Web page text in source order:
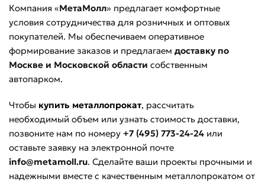
Компания «МетаМолл» предлагает комфортные
условия сотрудничества для розничных и оптовых
покупателей. Мы обеспечиваем оперативное
формирование заказов и предлагаем доставку по
Москве и Московской области собственным
автопарком.
Чтобы купить металлопрокат, рассчитать
необходимый объем или узнать стоимость доставки,
позвоните нам по номеру +7 (495) 773-24-24 или
оставьте заявку на электронной почте
info@metamoll.ru. Сделайте ваши проекты прочными и
надежными вместе с качественным металлопрокатом от